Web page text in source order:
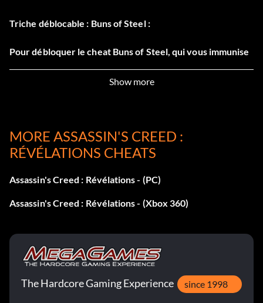
Triche déblocable : Buns of Steel :
Pour débloquer le cheat Buns of Steel, qui vous immunise
devez obtenir 100% Sync dans DNA Sequence 2. Vous
Déverrouillable : Desmond Miles Skin :
Pour débloquer un skin de Desmond Miles à utiliser dans
le reste du jeu, terminez les 5 séquences de Desmond.
Pour débloquer les objets listés ci-dessous, collectez le
nombre indiqué de fragments de données d'Animus :
Show more
MORE ASSASSIN'S CREED :
RÉVÉLATIONS CHEATS
Assassin's Creed : Révélations - (PC)
Assassin's Creed : Révélations - (Xbox 360)
The Hardcore Gaming Experience since 1998